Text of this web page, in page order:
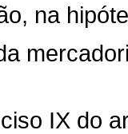
na
IX do